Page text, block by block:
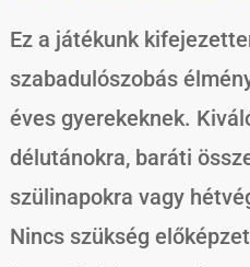
Ez a játékunk
szabadulószobás
éves gyerekeknek.
délutánokra, baráti
szülinapokra vagy
Nincs szükség